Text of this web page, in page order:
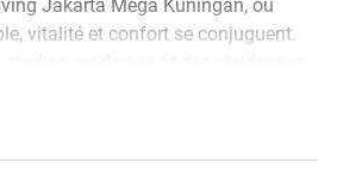
Jakarta Mega Kuningan, où
vitalité et confort se conjuguent.
durée. Nos installations haut de